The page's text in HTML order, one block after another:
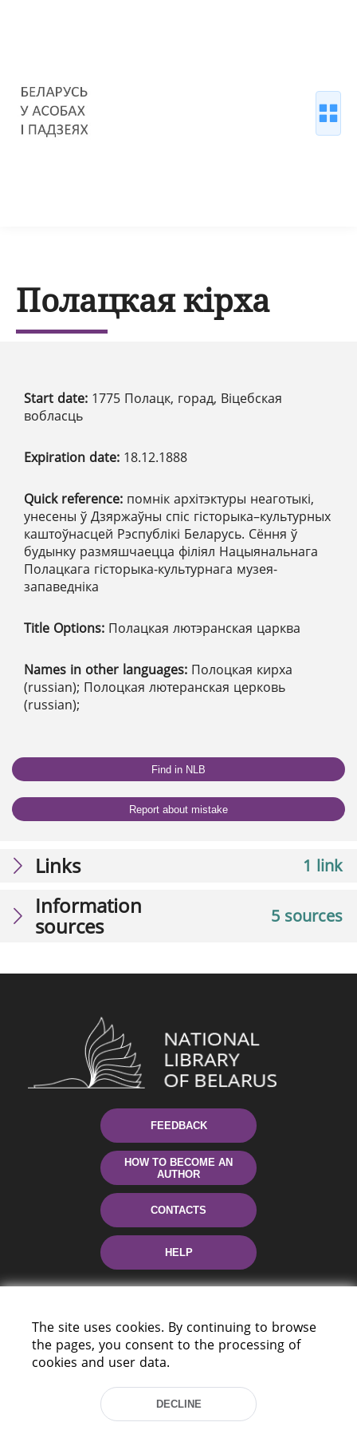
Полацкая кірха
Start date: 1775 Полацк, горад, Віцебская
вобласць
Expiration date: 18.12.1888
Quick reference: помнік архітэктуры неаготыкі,
унесены ў Дзяржаўны спіс гісторыка–культурных
каштоўнасцей Рэспублікі Беларусь. Сёння ў
будынку размяшчаецца філіял Нацыянальнага
Полацкага гісторыка-культурнага музея-
запаведніка
Title Options: Полацкая лютэранская царква
Names in other languages: Полоцкая кирха
(russian); Полоцкая лютеранская церковь
(russian);
Find in NLB
Report about mistake
1 link
Links
5 sources
Information
sources
FEEDBACK
HOW TO BECOME AN
AUTHOR
CONTACTS
HELP
220114, Niezaležnasci Ave. 116, Minsk,
The site uses cookies. By continuing to browse
the pages, you consent to the processing of
cookies and user data.
DECLINE